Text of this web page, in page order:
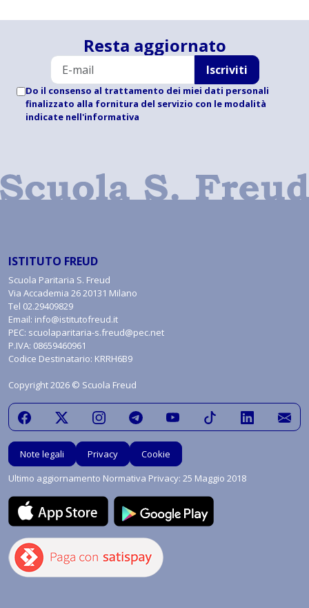
Resta aggiornato
Iscriviti
Do il consenso al trattamento dei miei dati personali
finalizzato alla fornitura del servizio con le modalità
indicate nell'informativa
ISTITUTO FREUD
Scuola Paritaria S. Freud
Via Accademia 26 20131 Milano
Tel 02.29409829
Email: info@istitutofreud.it
PEC: scuolaparitaria-s.freud@pec.net
P.IVA: 08659460961
Codice Destinatario: KRRH6B9
Copyright 2026 © Scuola Freud
Note legali Privacy
Cookie
Ultimo aggiornamento Normativa Privacy: 25 Maggio 2018